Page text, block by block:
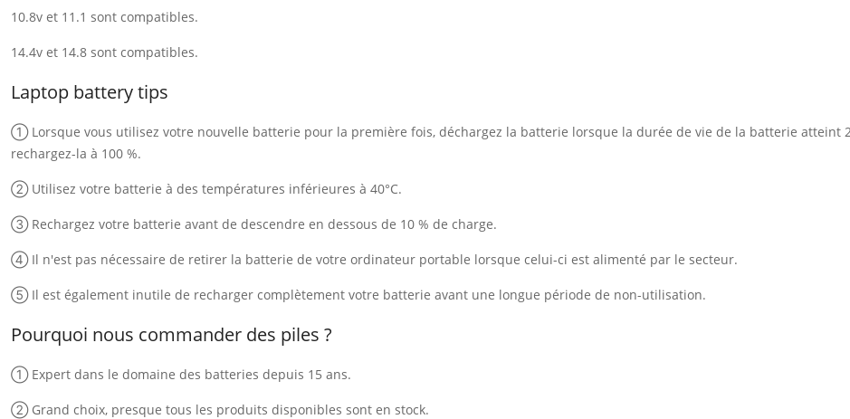
10.8v et 11.1 sont compatibles.
14.4v et 14.8 sont compatibles.
Laptop battery tips
① Lorsque vous utilisez votre nouvelle batterie pour la première fois, déchargez la batterie lorsque la durée de vie de la batterie atteint
rechargez-la à 100 %.
② Utilisez votre batterie à des températures inférieures à 40°C.
③ Rechargez votre batterie avant de descendre en dessous de 10 % de charge.
④ Il n'est pas nécessaire de retirer la batterie de votre ordinateur portable lorsque celui-ci est alimenté par le secteur.
⑤ Il est également inutile de recharger complètement votre batterie avant une longue période de non-utilisation.
Pourquoi nous commander des piles ?
① Expert dans le domaine des batteries depuis 15 ans.
② Grand choix, presque tous les produits disponibles sont en stock.